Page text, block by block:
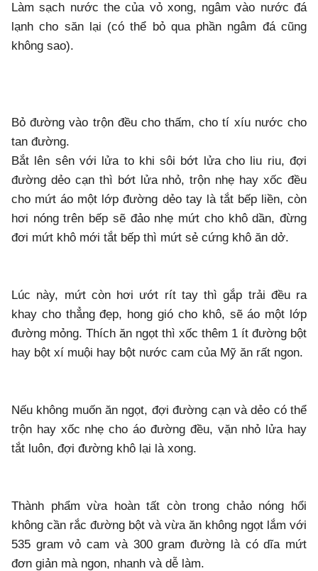
Làm sạch nước the của vỏ xong, ngâm vào nước đá
lạnh cho săn lại (có thể bỏ qua phần ngâm đá cũng
không sao).
Bỏ đường vào trộn đều cho thấm, cho tí xíu nước cho
tan đường.
Bắt lên sên với lửa to khi sôi bớt lửa cho liu riu, đợi
đường dẻo cạn thì bớt lửa nhỏ, trộn nhẹ hay xốc đều
cho mứt áo một lớp đường dẻo tay là tắt bếp liền, còn
hơi nóng trên bếp sẽ đảo nhẹ mứt cho khô dần, đừng
đơi mứt khô mới tắt bếp thì mứt sẻ cứng khô ăn dở.
Lúc này, mứt còn hơi ướt rít tay thì gắp trải đều ra
khay cho thẳng đẹp, hong gió cho khô, sẽ áo một lớp
đường mỏng. Thích ăn ngọt thì xốc thêm 1 ít đường bột
hay bột xí muội hay bột nước cam của Mỹ ăn rất ngon.
Nếu không muốn ăn ngọt, đợi đường cạn và dẻo có thể
trộn hay xốc nhẹ cho áo đường đều, vặn nhỏ lửa hay
tắt luôn, đợi đường khô lại là xong.
Thành phẩm vừa hoàn tất còn trong chảo nóng hổi
không cần rắc đường bột và vừa ăn không ngọt lắm với
535 gram vỏ cam và 300 gram đường là có dĩa mứt
đơn giản mà ngon, nhanh và dễ làm.